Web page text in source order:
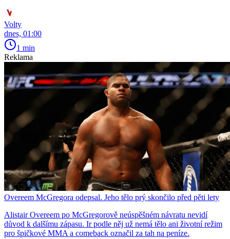
Volty
dnes, 01:00
1 min
Reklama
Overeem McGregora odepsal. Jeho tělo prý skončilo před pěti lety
Alistair Overeem po McGregorově neúspěšném návratu nevidí
důvod k dalšímu zápasu. Ir podle něj už nemá tělo ani životní režim
pro špičkové MMA a comeback označil za tah na peníze.